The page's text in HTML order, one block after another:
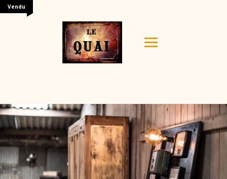
Vendu
Your content goes here. Edit or remove this text inline
or in the module Content settings. You can also style
every aspect of this content in the module Design